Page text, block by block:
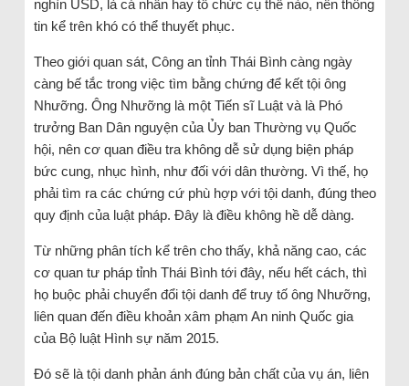
nghìn USD, là cá nhân hay tổ chức cụ thể nào, nên thông
tin kể trên khó có thể thuyết phục.
Theo giới quan sát, Công an tỉnh Thái Bình càng ngày
càng bế tắc trong việc tìm bằng chứng để kết tội ông
Nhưỡng. Ông Nhưỡng là một Tiến sĩ Luật và là Phó
trưởng Ban Dân nguyện của Ủy ban Thường vụ Quốc
hội, nên cơ quan điều tra không dễ sử dụng biện pháp
bức cung, nhục hình, như đối với dân thường. Vì thế, họ
phải tìm ra các chứng cứ phù hợp với tội danh, đúng theo
quy định của luật pháp. Đây là điều không hề dễ dàng.
Từ những phân tích kể trên cho thấy, khả năng cao, các
cơ quan tư pháp tỉnh Thái Bình tới đây, nếu hết cách, thì
họ buộc phải chuyển đổi tội danh để truy tố ông Nhưỡng,
liên quan đến điều khoản xâm phạm An ninh Quốc gia
của Bộ luật Hình sự năm 2015.
Đó sẽ là tội danh phản ánh đúng bản chất của vụ án, liên